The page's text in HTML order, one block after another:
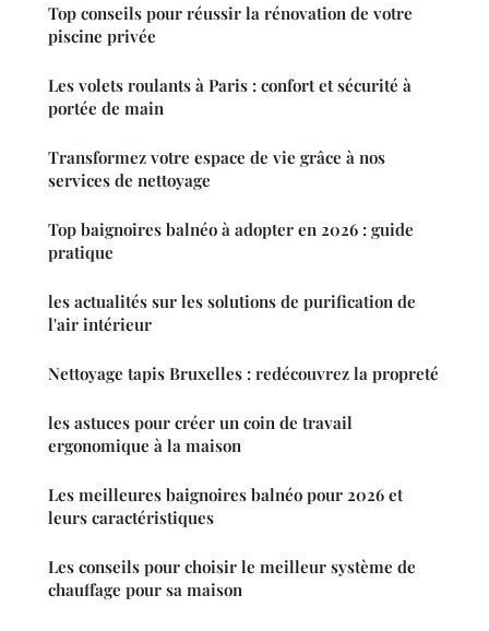
Top conseils pour réussir la rénovation de votre
piscine privée
Les volets roulants à Paris : confort et sécurité à
portée de main
Transformez votre espace de vie grâce à nos
services de nettoyage
Top baignoires balnéo à adopter en 2026 : guide
pratique
les actualités sur les solutions de purification de
l'air intérieur
Nettoyage tapis Bruxelles : redécouvrez la propreté
les astuces pour créer un coin de travail
ergonomique à la maison
Les meilleures baignoires balnéo pour 2026 et
leurs caractéristiques
Les conseils pour choisir le meilleur système de
chauffage pour sa maison